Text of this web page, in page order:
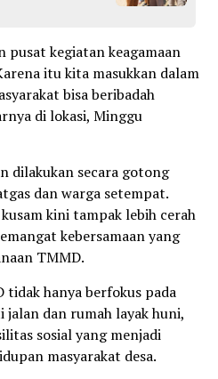
pusat kegiatan keagamaan
itu kita masukkan dalam
bisa beribadah
di lokasi, Minggu
dilakukan secara gotong
dan warga setempat.
kini tampak lebih cerah
kebersamaan yang
TMMD.
hanya berfokus pada
dan rumah layak huni,
sosial yang menjadi
masyarakat desa.